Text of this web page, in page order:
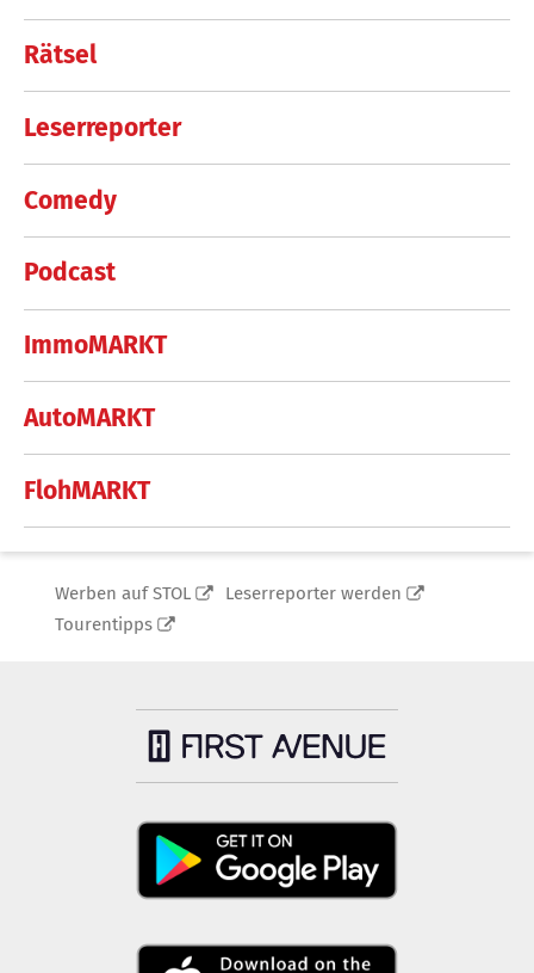
Rätsel
Leserreporter
Comedy
Podcast
ImmoMARKT
AutoMARKT
FlohMARKT
Werben auf STOL
Leserreporter werden
Tourentipps